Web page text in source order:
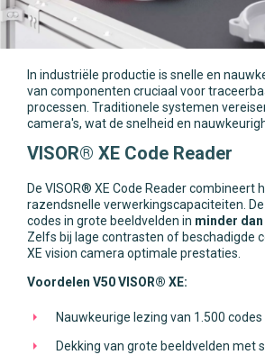
In industriële productie is snelle en
van componenten cruciaal voor
processen. Traditionele systemen
camera's, wat de snelheid en
VISOR® XE Code Reader
De VISOR® XE Code Reader combineert
razendsnelle verwerkingscapaciteiten.
codes in grote beeldvelden in minder
Zelfs bij lage contrasten of beschadigde
XE vision camera optimale prestaties.
Voordelen V50 VISOR® XE:
Nauwkeurige lezing van 1.500
Dekking van grote beeldvelden met